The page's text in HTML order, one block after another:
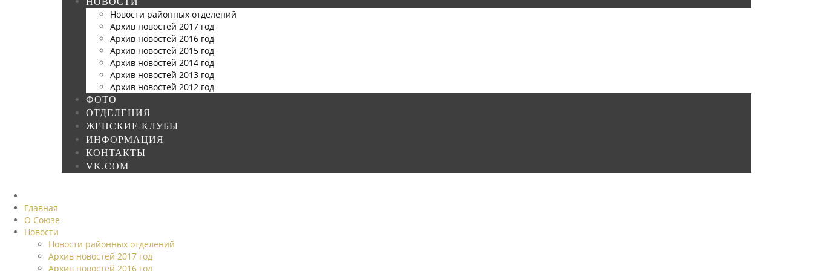
Новости районных отделений
Архив новостей 2017 год
Архив новостей 2016 год
Архив новостей 2015 год
Архив новостей 2014 год
Архив новостей 2013 год
Архив новостей 2012 год
ФОТО
ОТДЕЛЕНИЯ
ЖЕНСКИЕ КЛУБЫ
ИНФОРМАЦИЯ
КОНТАКТЫ
VK.COM
Главная
О Союзе
Новости
Новости районных отделений
Архив новостей 2017 год
Архив новостей 2016 год